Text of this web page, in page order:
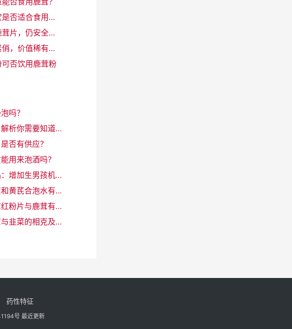
10岁宝宝能吃鹿茸吗？10岁宝宝是否适合食用鹿茸
10年的鹿茸片还敢吃吗？10年鹿茸片，仍安全食用吗？
10年鹿茸贵吗？10年鹿茸行情紧俏，价值稀有又贵吗？
否饮用鹿茸粉
吗？
鹿茸好腥吗？鹿茸的气味如何？解析你需要知道的所有
否有供应？
用来泡酒吗？
鹿茸喝了能生男孩吗？鹿茸饮品：增加生男孩机会的魔力饮料
鹿茸和黄芪一起泡水喝吗？鹿茸和黄芪合泡水有什么好处
鹿茸和鹿茸红粉片一样吗？鹿茸红粉片与鹿茸有何差异？
鹿茸和韭菜相克吗有毒吗？鹿茸与韭菜的相克及风险
药性特征
号 最近更新